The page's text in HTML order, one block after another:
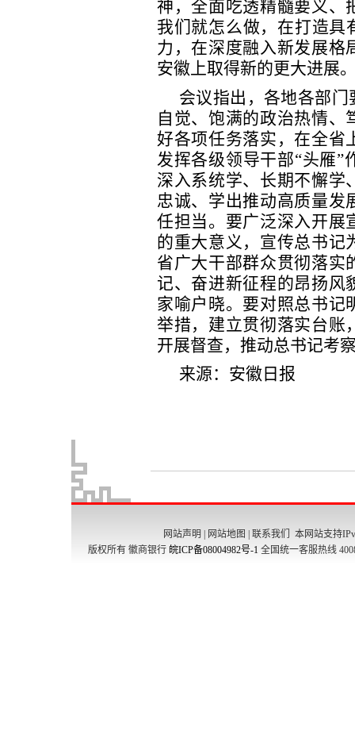
网站声明 网站地图 联系我们
本网站支持
版权所有 徽商银行 皖ICP备08004982号-1 全国统一客服热线